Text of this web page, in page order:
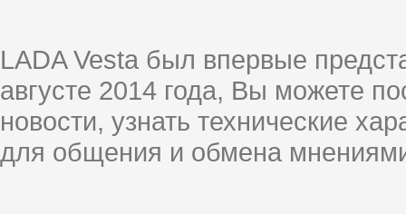
LADA Vesta был впервые
августе 2014 года, Вы можете
новости, узнать технические
для общения и обмена